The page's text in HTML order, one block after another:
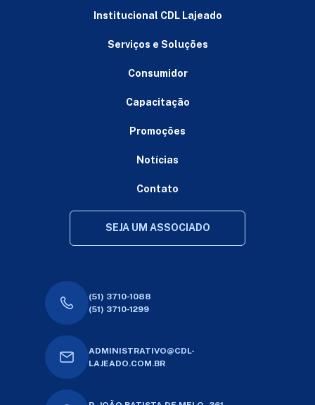
Institucional CDL Lajeado
Serviços e Soluções
Consumidor
Capacitação
Promoções
Notícias
Contato
SEJA UM ASSOCIADO
(51) 3710-1088
(51) 3710-1299
ADMINISTRATIVO@CDL-
LAJEADO.COM.BR